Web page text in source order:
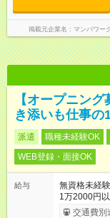
掲載元企業名 マンパワー
【オープニン
き添いも仕事の
派遣 職種未経験OK
WEB登録・面接OK
給与
無資格未経
1万2000円
交通費別